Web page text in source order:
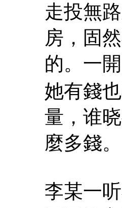
走投無
房，固
的。一
她有錢
量，谁
麼多錢。
李某一